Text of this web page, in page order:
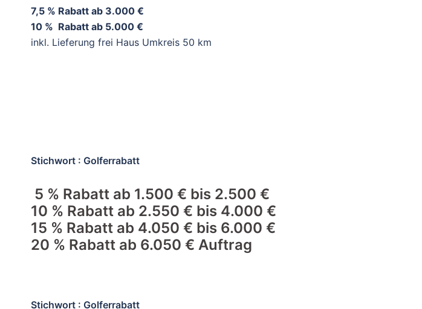
7,5 % Rabatt ab 3.000 €
10 % Rabatt ab 5.000 €
inkl. Lieferung frei Haus Umkreis 50 km
Stichwort : Golferrabatt
5 % Rabatt ab 1.500 € bis 2.500 €
10 % Rabatt ab 2.550 € bis 4.000 €
15 % Rabatt ab 4.050 € bis 6.000 €
20 % Rabatt ab 6.050 € Auftrag
Stichwort : Golferrabatt